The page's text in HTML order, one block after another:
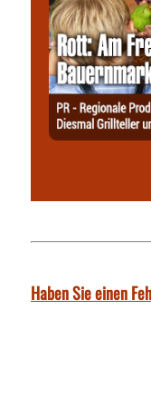
Haben Sie einen